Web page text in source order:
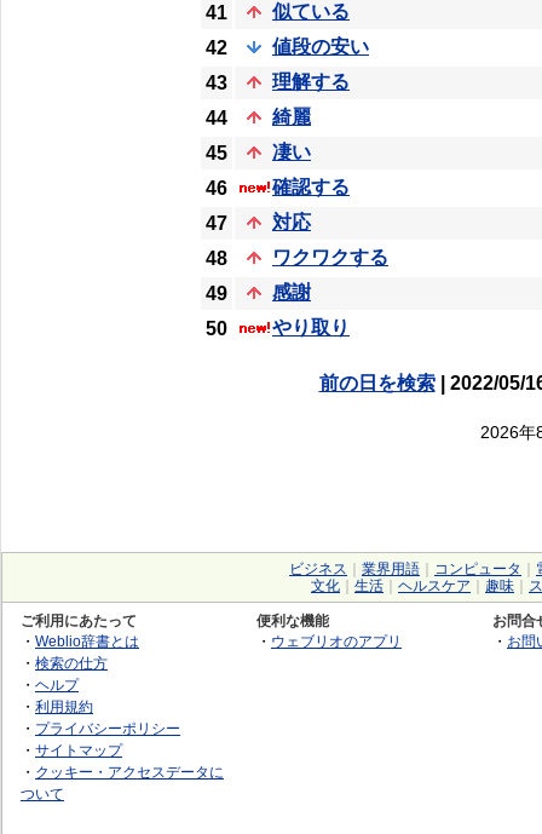
41
似ている
42
値段の安い
43
理解する
44
綺麗
45
凄い
46
確認する
47
対応
48
ワクワクする
49
感謝
50
やり取り
前の日を検索| 2022/05/
2026年
ビジネス 業界用語 コンピュータ
文化
生活 ヘルスケア 趣味
ご利用にあたって
・ Weblio辞書とは
・ 検索の仕方
・ ヘルプ
・ 利用規約
・ プライバシーポリシー
・ サイトマップ
・ クッキー・アクセスデータに
ついて
便利な機能
・ ウェブリオのアプリ
お問合
・ お問